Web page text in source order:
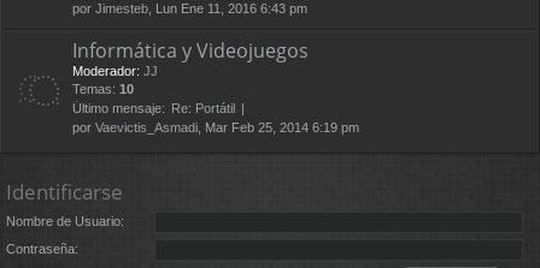
por Jimesteb, Lun Ene 11, 2016 6:43 pm
Informática y Videojuegos
Moderador: JJ
Temas: 10
Último mensaje:
Re: Portátil
por Vaevictis_Asmadi, Mar Feb 25, 2014 6:19 pm
Identificarse
Nombre de Usuario:
Contraseña: